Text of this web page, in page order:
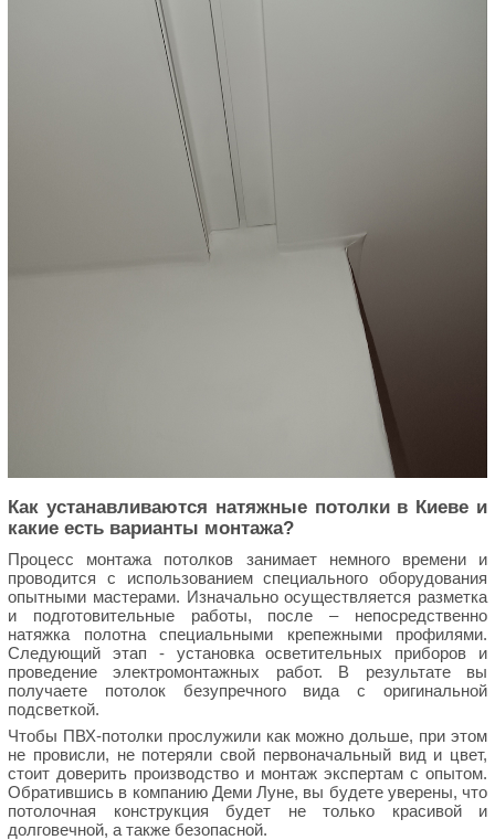
Как устанавливаются натяжные потолки в Киеве и
какие есть варианты монтажа?
Процесс монтажа потолков занимает немного времени и
проводится с использованием специального оборудования
опытными мастерами. Изначально осуществляется разметка
и подготовительные работы, после – непосредственно
натяжка полотна специальными крепежными профилями.
Следующий этап - установка осветительных приборов и
проведение электромонтажных работ. В результате вы
получаете потолок безупречного вида с оригинальной
подсветкой.
Чтобы ПВХ-потолки прослужили как можно дольше, при этом
не провисли, не потеряли свой первоначальный вид и цвет,
стоит доверить производство и монтаж экспертам с опытом.
Обратившись в компанию Деми Луне, вы будете уверены, что
потолочная конструкция будет не только красивой и
долговечной, а также безопасной.